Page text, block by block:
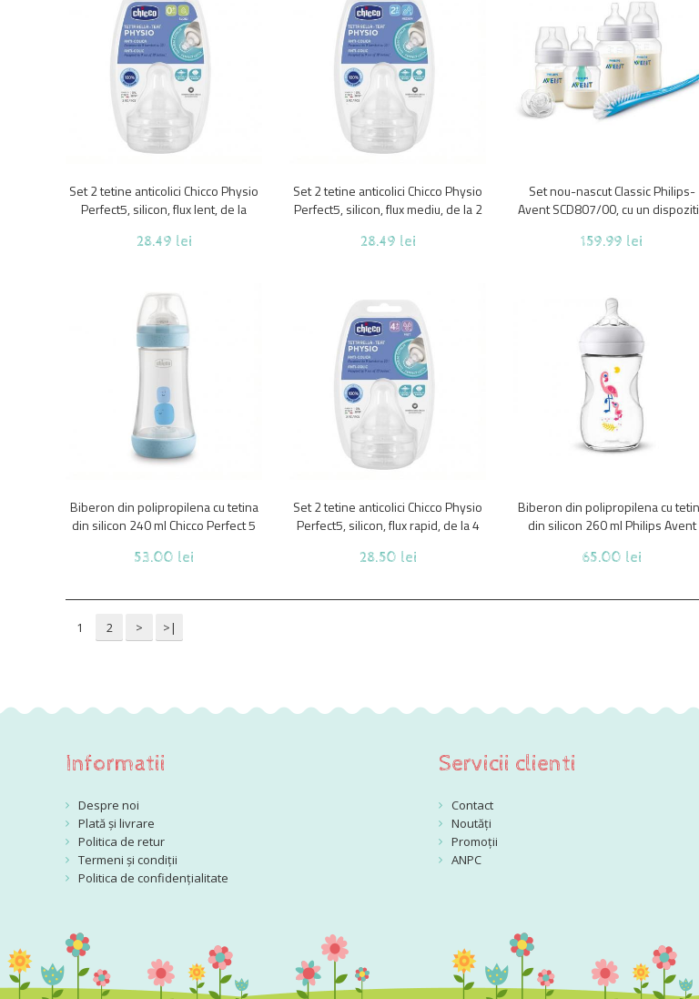
Set 2 tetine anticolici Chicco Physio
Perfect5, silicon, flux lent, de la
28.49 lei
Set 2 tetine anticolici Chicco Physio
Perfect5, silicon, flux mediu, de la 2
28.49 lei
Set nou-nascut Classic Philips-
Avent SCD807/00, cu un
159.99 lei
Biberon din polipropilena cu tetina
din silicon 240 ml Chicco Perfect 5
53.00 lei
Set 2 tetine anticolici Chicco Physio
Perfect5, silicon, flux rapid, de la 4
28.50 lei
Biberon din polipropilena cu
din silicon 260 ml Philips Avent
luni
65.00 lei
1 2 > >|
Informatii
Despre noi
Plată și livrare
Politica de retur
Termeni și condiții
Politica de confidențialitate
Servicii clienti
Contact
Noutăți
Promoții
ANPC